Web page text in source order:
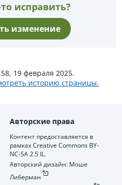
исправить?
изменение
19 февраля 2025.
историю страницы.
Авторские права
Контент предоставляется в
рамках Creative Commons BY-
NC-SA 2.5 IL.
Авторский дизайн: Моше
Либерман